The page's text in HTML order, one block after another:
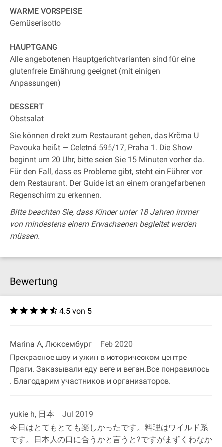
WARME VORSPEISE
Gemüserisotto
HAUPTGANG
Alle angebotenen Hauptgerichtvarianten sind für eine
glutenfreie Ernährung geeignet (mit einigen
Anpassungen)
DESSERT
Obstsalat
Sie können direkt zum Restaurant gehen, das Krčma U
Pavouka heißt — Celetná 595/17, Praha 1. Die Show
beginnt um 20 Uhr, bitte seien Sie 15 Minuten vorher da.
Für den Fall, dass es Probleme gibt, steht ein Führer vor
dem Restaurant. Der Guide ist an einem orangefarbenen
Regenschirm zu erkennen.
Bitte beachten Sie, dass Kinder unter 18 Jahren immer
von mindestens einem Erwachsenen begleitet werden
müssen.
Bewertung
4.5 von 5
Marina A, Люксембург
Feb 2020
Прекрасное шоу и ужин в историческом центре
Праги. Заказывали еду веге и веган.Все понравилось
. Благодарим участников и организаторов.
yukie h, 日本
Jul 2019
今日はとてもとても楽しかったです。料理はワイルド系
です。日本人の口に合うかと言うと?ですがまずくわなか